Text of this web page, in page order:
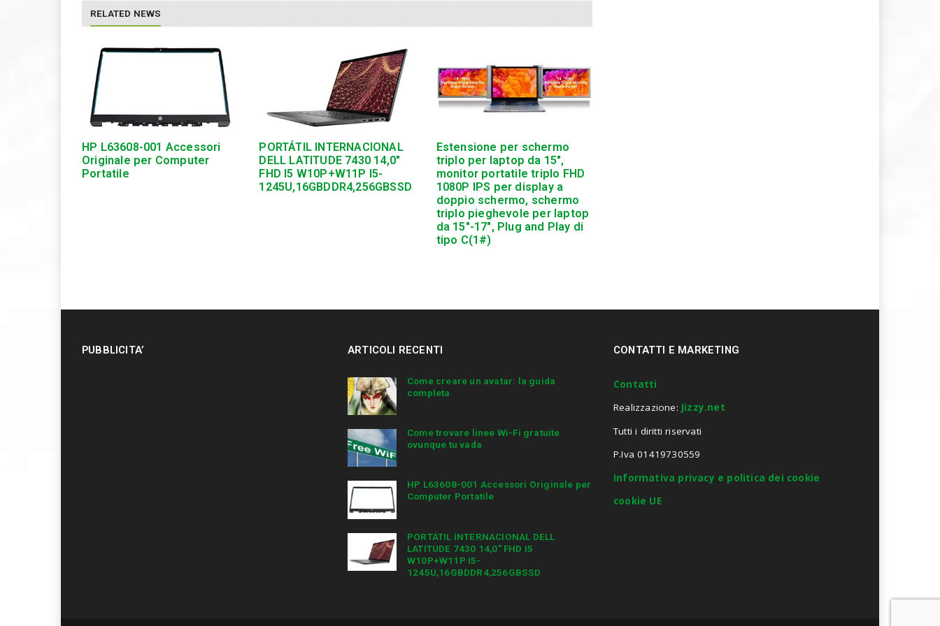
RELATED NEWS
HP L63608-001 Accessori
Originale per Computer
Portatile
PORTÁTIL INTERNACIONAL
DELL LATITUDE 7430 14,0″
FHD I5 W10P+W11P I5-
1245U,16GBDDR4,256GBSSD
Estensione per schermo
triplo per laptop da 15″,
monitor portatile triplo FHD
1080P IPS per display a
doppio schermo, schermo
triplo pieghevole per laptop
da 15″-17″, Plug and Play di
tipo C(1#)
PUBBLICITA’ ARTICOLI RECENTI
Come creare un avatar: la guida
completa
Come trovare linee Wi-Fi gratuite
ovunque tu vada
HP L63608-001 Accessori Originale per
Computer Portatile
PORTÁTIL INTERNACIONAL DELL
LATITUDE 7430 14,0″ FHD I5
W10P+W11P I5-
1245U,16GBDDR4,256GBSSD
CONTATTI E MARKETING
Contatti
Realizzazione: Jizzy.net
Tutti i diritti riservati
P.Iva 01419730559
Informativa privacy e politica dei cookie
cookie UE